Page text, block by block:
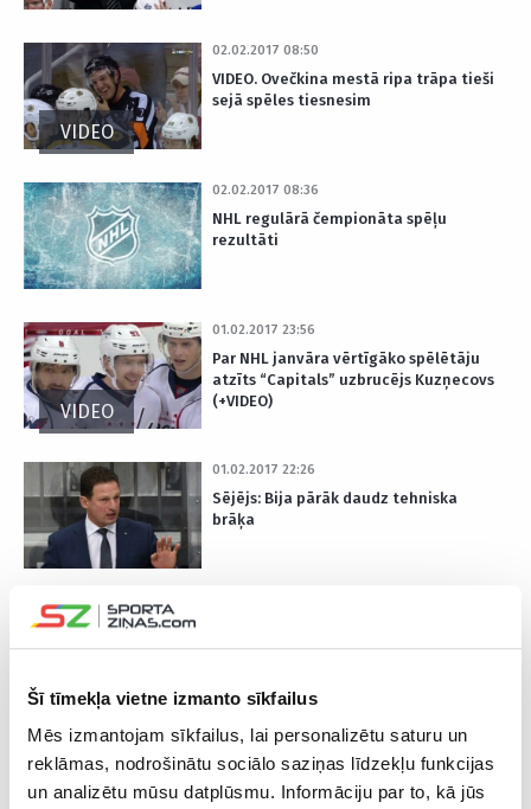
Šī tīmekļa vietne izmanto sīkfailus
Mēs izmantojam sīkfailus, lai personalizētu saturu un
reklāmas, nodrošinātu sociālo saziņas līdzekļu funkcijas
un analizētu mūsu datplūsmu. Informāciju par to, kā jūs
VIDEO
02.02.2017 08:50
VIDEO. Ovečkina mestā ripa trāpa tieši
sejā spēles tiesnesim
02.02.2017 08:36
NHL regulārā čempionāta spēļu
rezultāti
VIDEO
01.02.2017 23:56
Par NHL janvāra vērtīgāko spēlētāju
atzīts “Capitals” uzbrucējs Kuzņecovs
(+VIDEO)
01.02.2017 22:26
Sējējs: Bija pārāk daudz tehniska
brāķa
01.02.2017 19:16
Hokeja veterāns Reķis pagarinājis
līgumu ar Vācijas komandu “Panther”